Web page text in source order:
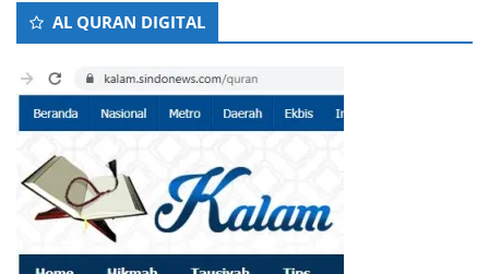
AL QURAN DIGITAL